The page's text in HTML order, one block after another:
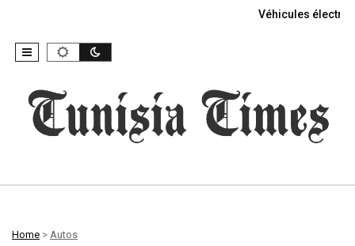
Véhicules
Home > Autos